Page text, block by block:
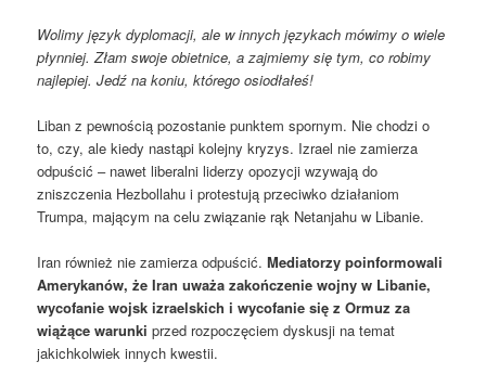
Wolimy język dyplomacji, ale w innych językach mówimy o wiele
płynniej. Złam swoje obietnice, a zajmiemy się tym, co robimy
najlepiej. Jedź na koniu, którego osiodłałeś!
Liban z pewnością pozostanie punktem spornym. Nie chodzi o
to, czy, ale kiedy nastąpi kolejny kryzys. Izrael nie zamierza
odpuścić – nawet liberalni liderzy opozycji wzywają do
zniszczenia Hezbollahu i protestują przeciwko działaniom
Trumpa, mającym na celu związanie rąk Netanjahu w Libanie.
Iran również nie zamierza odpuścić.Mediatorzy poinformowali
Amerykanów, że Iran uważa zakończenie wojny w Libanie,
wycofanie wojsk izraelskich i wycofanie się z Ormuz za
wiążące warunkiprzed rozpoczęciem dyskusji na temat
jakichkolwiek innych kwestii.